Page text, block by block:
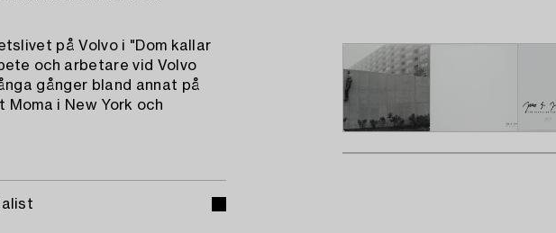
på Volvo i "Dom kallar
och arbetare vid Volvo
gånger bland annat på
i New York och